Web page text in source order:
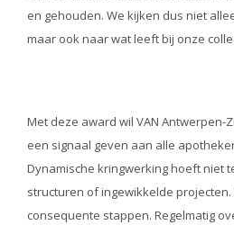
en gehouden. We kijken dus niet
maar ook naar wat leeft bij onze
Met deze award wil VAN Antwerpen-
een signaal geven aan alle
Dynamische kringwerking hoeft niet
structuren of ingewikkelde
consequente stappen. Regelmatig